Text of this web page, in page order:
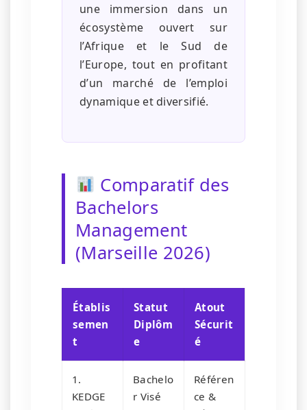
une immersion dans un
écosystème ouvert sur
l’Afrique et le Sud de
l’Europe, tout en profitant
d’un marché de l’emploi
dynamique et diversifié.
Comparatif des
Bachelors
Management
(Marseille 2026)
Établis
semen
t
Statut
Diplôm
e
Atout
Sécurit
é
1.
KEDGE
Bachelo
r Visé
Référen
ce &